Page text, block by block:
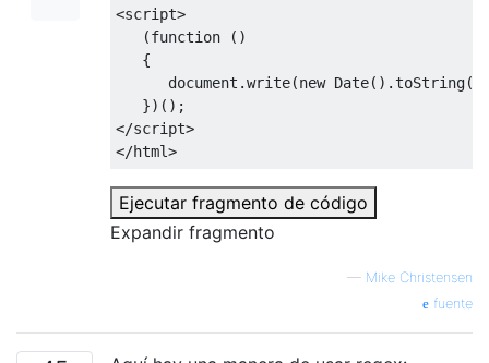
<script>
(function
()
{
      document
.write(new Date().toString(
})();
</script>
</html>
Ejecutar fragmento de código
Expandir fragmento
— Mike Christensen
fuente